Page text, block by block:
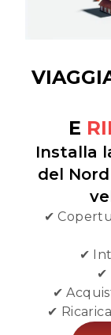
E
Installa
del
✔
✔
✔
✔
✔